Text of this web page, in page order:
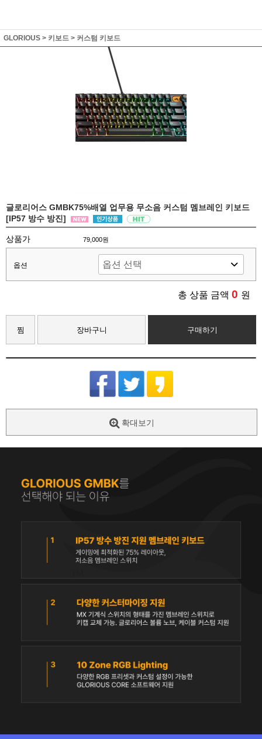
GLORIOUS > 키보드 > 커스텀 키보드
글로리어스 GMBK75%배열 업무용 무소음 커스텀 멤브레인 키보드
[IP57 방수 방진]
상품가 79,000원
옵션
총 상품 금액 0 원
찜 장바구니 구매하기
확대보기